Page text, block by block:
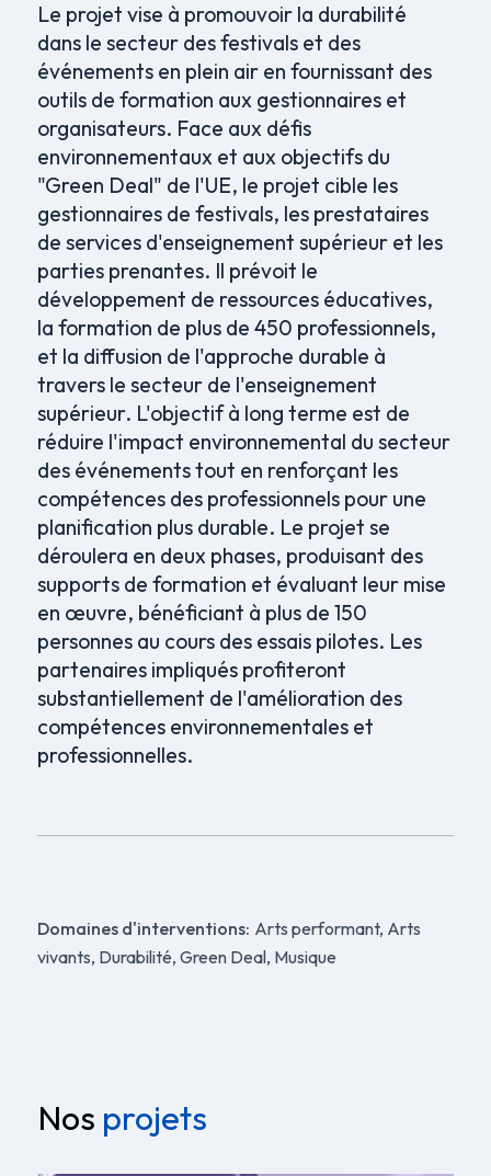
Le projet vise à promouvoir la durabilité
dans le secteur des festivals et des
événements en plein air en fournissant des
outils de formation aux gestionnaires et
organisateurs. Face aux défis
environnementaux et aux objectifs du
"Green Deal" de l'UE, le projet cible les
gestionnaires de festivals, les prestataires
de services d'enseignement supérieur et les
parties prenantes. Il prévoit le
développement de ressources éducatives,
la formation de plus de 450 professionnels,
et la diffusion de l'approche durable à
travers le secteur de l'enseignement
supérieur. L'objectif à long terme est de
réduire l'impact environnemental du secteur
des événements tout en renforçant les
compétences des professionnels pour une
planification plus durable. Le projet se
déroulera en deux phases, produisant des
supports de formation et évaluant leur mise
en œuvre, bénéficiant à plus de 150
personnes au cours des essais pilotes. Les
partenaires impliqués profiteront
substantiellement de l'amélioration des
compétences environnementales et
professionnelles.
Domaines d'interventions: Arts performant, Arts
vivants, Durabilité, Green Deal, Musique
Nos projets